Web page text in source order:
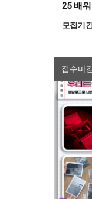
25 배
모집기
접수마